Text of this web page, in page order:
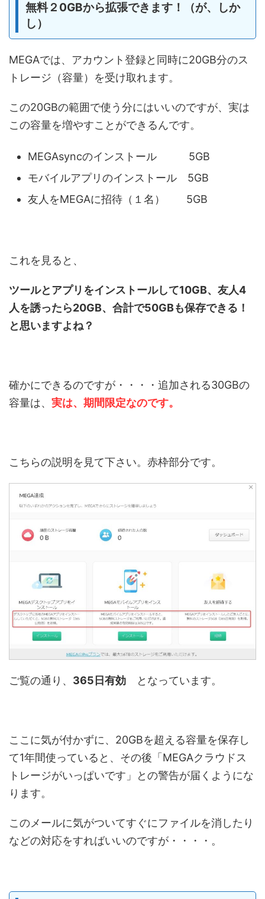
無料２0GBから拡張できます！（が、しか
し）
MEGAでは、アカウント登録と同時に20GB分のス
トレージ（容量）を受け取れます。
この20GBの範囲で使う分にはいいのですが、実は
この容量を増やすことができるんです。
MEGAsyncのインストール 5GB
モバイルアプリのインストール 5GB
友人をMEGAに招待（１名） 5GB
これを見ると、
ツールとアプリをインストールして10GB、友人4
人を誘ったら20GB、合計で50GBも保存できる！
と思いますよね？
確かにできるのですが・・・・追加される30GBの
容量は、 実は、期間限定なのです。
こちらの説明を見て下さい。赤枠部分です。
ご覧の通り、 365日有効 となっています。
ここに気が付かずに、20GBを超える容量を保存し
て1年間使っていると、その後「MEGAクラウドス
トレージがいっぱいです」との警告が届くようにな
ります。
このメールに気がついてすぐにファイルを消したり
などの対応をすればいいのですが・・・・。